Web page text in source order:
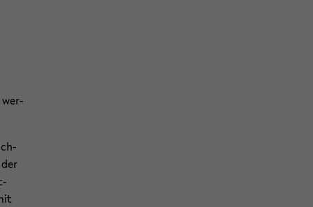
wer­